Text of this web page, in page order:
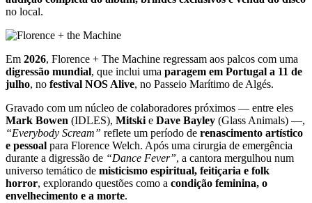
no local.
Em 2026, Florence + The Machine regressam aos palcos com uma
digressão mundial, que inclui uma paragem em Portugal a 11 de
julho, no festival NOS Alive, no Passeio Marítimo de Algés.
Gravado com um núcleo de colaboradores próximos — entre eles
Mark Bowen (IDLES), Mitski e Dave Bayley (Glass Animals) —,
“Everybody Scream” reflete um período de renascimento artístico
e pessoal para Florence Welch. Após uma cirurgia de emergência
durante a digressão de “Dance Fever”, a cantora mergulhou num
universo temático de misticismo espiritual, feitiçaria e folk
horror, explorando questões como a condição feminina, o
envelhecimento e a morte.